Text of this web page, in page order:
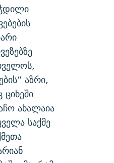
აზრი,
ახალაია
საქმე